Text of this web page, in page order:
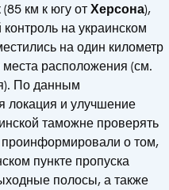
км к югу отХерсона),
на украинском
на один километр
расположения (см.
По данным
локация и улучшение
таможне проверять
о том,
пункте пропуска
полосы, а также